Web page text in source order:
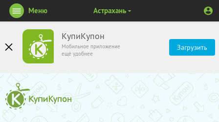
КупиКупон
Мобильное приложение
ещё удобнее
Загрузить
Меню Астрахань